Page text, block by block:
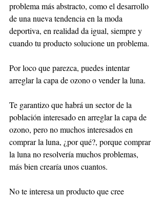
problema más abstracto, como el desarrollo
de una nueva tendencia en la moda
deportiva, en realidad da igual, siempre y
cuando tu producto solucione un problema.
Por loco que parezca, puedes intentar
arreglar la capa de ozono o vender la luna.
Te garantizo que habrá un sector de la
población interesado en arreglar la capa de
ozono, pero no muchos interesados en
comprar la luna, ¿por qué?, porque comprar
la luna no resolvería muchos problemas,
más bien crearía unos cuantos.
No te interesa un producto que cree